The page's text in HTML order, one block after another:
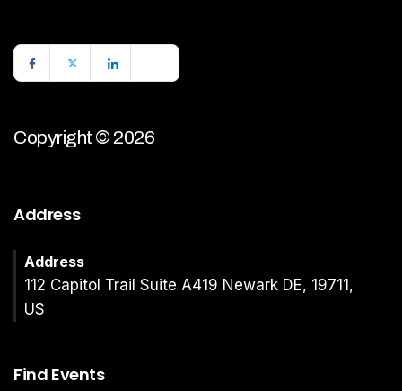
Copyright © 2026
Address
Address
112 Capitol Trail Suite A419 Newark DE, 19711,
US
Find Events